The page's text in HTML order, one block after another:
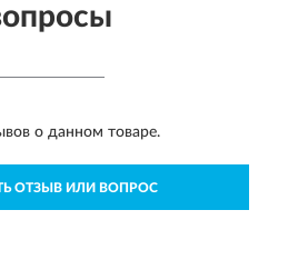
о данном товаре.
ОТЗЫВ ИЛИ ВОПРОС